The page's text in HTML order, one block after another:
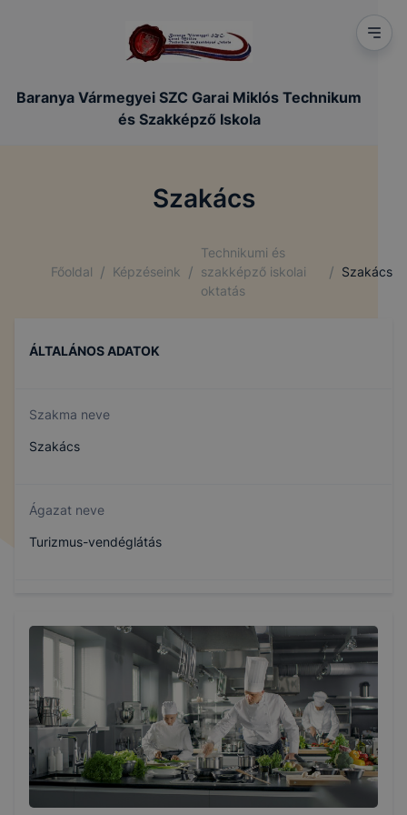
Baranya Vármegyei SZC Garai Miklós Technikum
és Szakképző Iskola
Szakács
Főoldal / Képzéseink /
Technikumi és
szakképző iskolai
oktatás
/ Szakács
ÁLTALÁNOS ADATOK
Szakma neve
Szakács
Ágazat neve
Turizmus-vendéglátás
410132305
Képzés időtartama
3 év
Választható szakmairányok: